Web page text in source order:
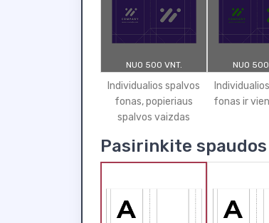
NUO 500 VNT.
Individualios spalvos
fonas, popieriaus
spalvos vaizdas
NUO 500
fonas ir
Pasirinkite